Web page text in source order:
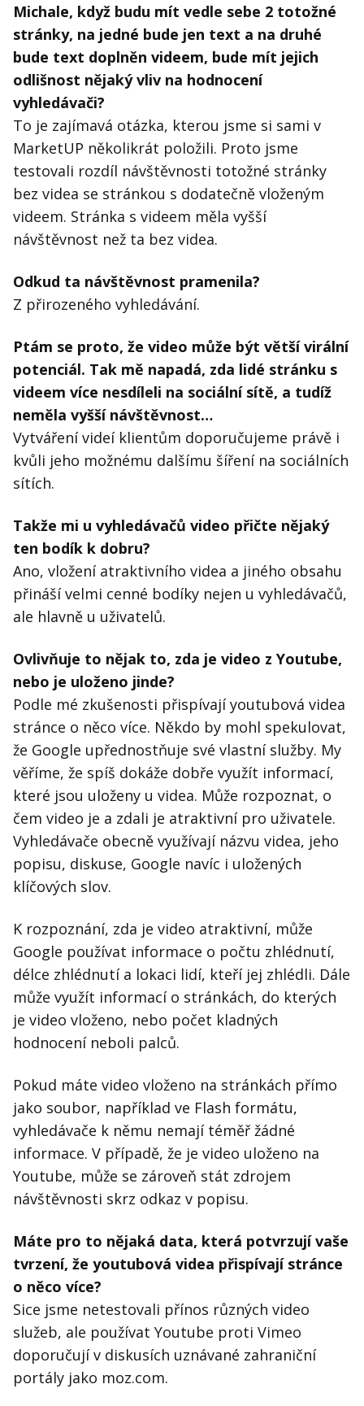
Michale, když budu mít vedle sebe 2 totožné
stránky, na jedné bude jen text a na druhé
bude text doplněn videem, bude mít jejich
odlišnost nějaký vliv na hodnocení
vyhledávači?
To je zajímavá otázka, kterou jsme si sami v
MarketUP několikrát položili. Proto jsme
testovali rozdíl návštěvnosti totožné stránky
bez videa se stránkou s dodatečně vloženým
videem. Stránka s videem měla vyšší
návštěvnost než ta bez videa.
Odkud ta návštěvnost pramenila?
Z přirozeného vyhledávání.
Ptám se proto, že video může být větší virální
potenciál. Tak mě napadá, zda lidé stránku s
videem více nesdíleli na sociální sítě, a tudíž
neměla vyšší návštěvnost…
Vytváření videí klientům doporučujeme právě i
kvůli jeho možnému dalšímu šíření na sociálních
sítích.
Takže mi u vyhledávačů video přičte nějaký
ten bodík k dobru?
Ano, vložení atraktivního videa a jiného obsahu
přináší velmi cenné bodíky nejen u vyhledávačů,
ale hlavně u uživatelů.
Ovlivňuje to nějak to, zda je video z Youtube,
nebo je uloženo jinde?
Podle mé zkušenosti přispívají youtubová videa
stránce o něco více. Někdo by mohl spekulovat,
že Google upřednostňuje své vlastní služby. My
věříme, že spíš dokáže dobře využít informací,
které jsou uloženy u videa. Může rozpoznat, o
čem video je a zdali je atraktivní pro uživatele.
Vyhledávače obecně využívají názvu videa, jeho
popisu, diskuse, Google navíc i uložených
klíčových slov.
K rozpoznání, zda je video atraktivní, může
Google používat informace o počtu zhlédnutí,
délce zhlédnutí a lokaci lidí, kteří jej zhlédli. Dále
může využít informací o stránkách, do kterých
je video vloženo, nebo počet kladných
hodnocení neboli palců.
Pokud máte video vloženo na stránkách přímo
jako soubor, například ve Flash formátu,
vyhledávače k němu nemají téměř žádné
informace. V případě, že je video uloženo na
Youtube, může se zároveň stát zdrojem
návštěvnosti skrz odkaz v popisu.
Máte pro to nějaká data, která potvrzují vaše
tvrzení, že youtubová videa přispívají stránce
o něco více?
Sice jsme netestovali přínos různých video
služeb, ale používat Youtube proti Vimeo
doporučují v diskusích uznávané zahraniční
portály jako moz.com.